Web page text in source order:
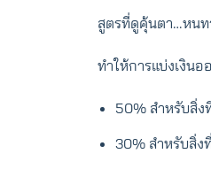
สูตรที่ดูคุ้นตา…หนท
ทำให้การแบ่งเงิน
50% สำหรับสิ่ง
30% สำหรับสิ่ง